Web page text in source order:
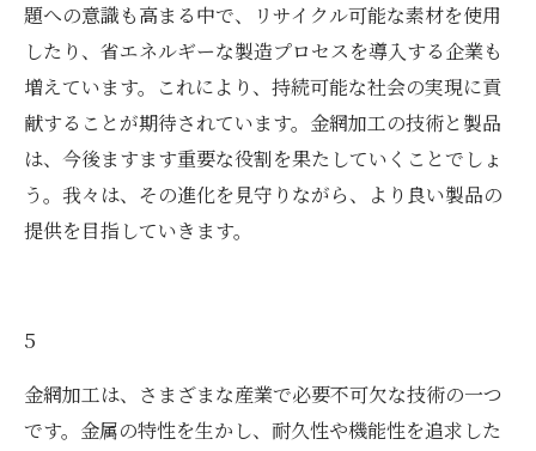
題への意識も高まる中で、リサイクル可能な素材を使用
したり、省エネルギーな製造プロセスを導入する企業も
増えています。これにより、持続可能な社会の実現に貢
献することが期待されています。金網加工の技術と製品
は、今後ますます重要な役割を果たしていくことでしょ
う。我々は、その進化を見守りながら、より良い製品の
提供を目指していきます。
5
金網加工は、さまざまな産業で必要不可欠な技術の一つ
です。金属の特性を生かし、耐久性や機能性を追求した